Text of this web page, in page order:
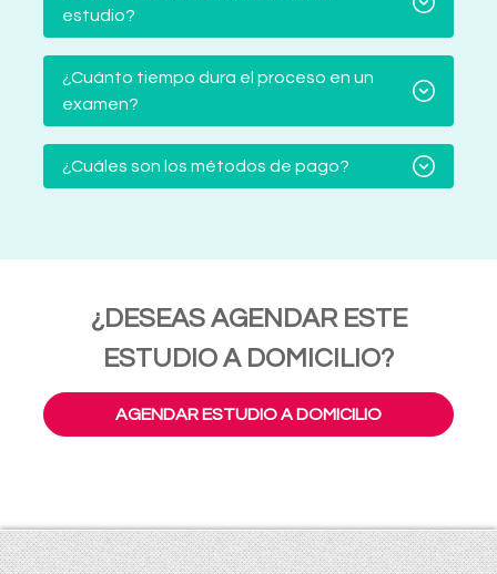
estudio?
¿Cuánto tiempo dura el proceso en un
examen?
¿Cuáles son los métodos de pago?
¿DESEAS AGENDAR ESTE
ESTUDIO A DOMICILIO?
AGENDAR ESTUDIO A DOMICILIO